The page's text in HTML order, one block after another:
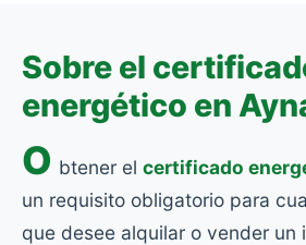
Sobre el
energético en
O btener el certificado
un requisito obligatorio para
que desee alquilar o vender un